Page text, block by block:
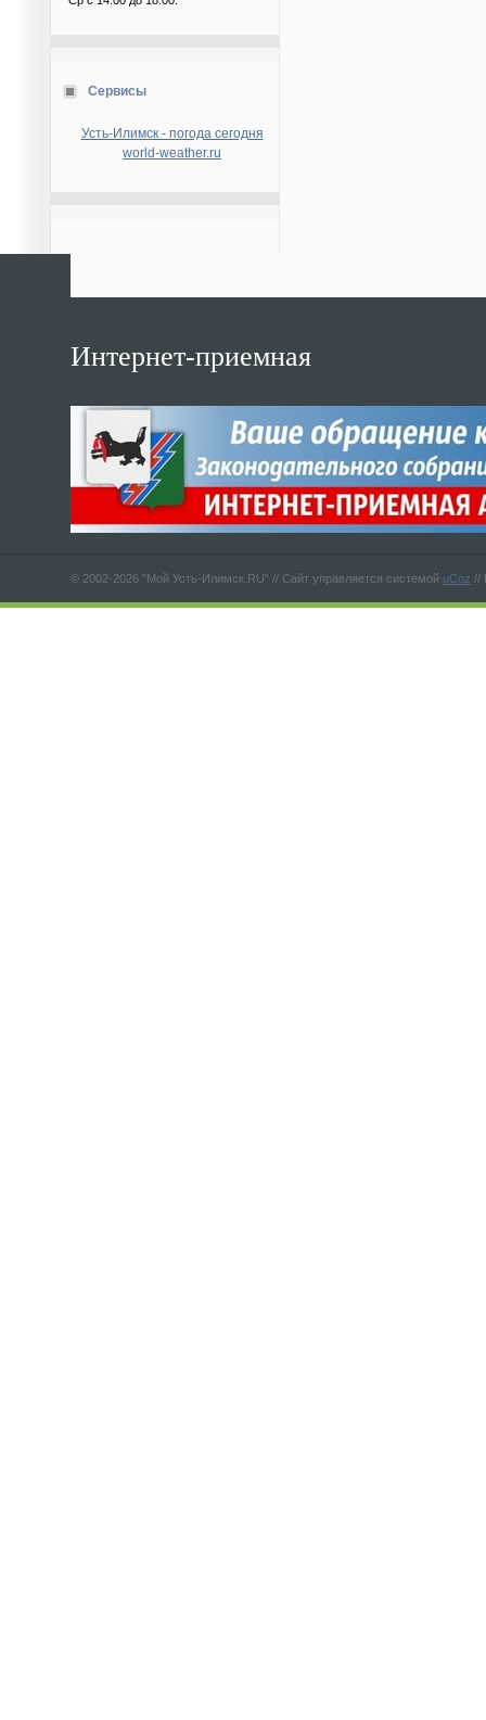
Сервисы
Усть-Илимск - погода сегодня
world-weather.ru
Интернет-приемная
© 2002-2026 "Мой Усть-Илимск.RU" // Сайт управляется системой uCoz //